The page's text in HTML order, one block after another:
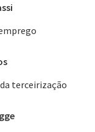
terceirização